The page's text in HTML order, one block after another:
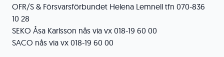
OFR/S & Försvarsförbundet Helena Lemnell tfn 070-836
10 28
SEKO Åsa Karlsson nås via vx 018-19 60 00
SACO nås via vx 018-19 60 00